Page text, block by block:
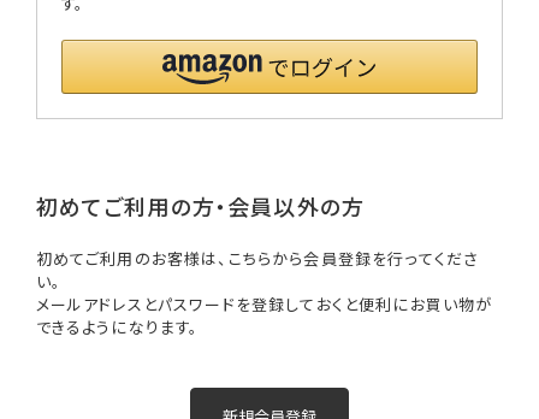
す。
初めてご利用の方・会員以外の方
初めてご利用のお客様は、こちらから会員登録を行ってくださ
い。
メールアドレスとパスワードを登録しておくと便利にお買い物が
できるようになります。